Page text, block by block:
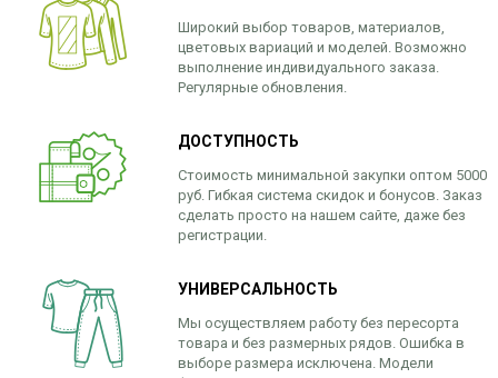
Широкий выбор товаров, материалов,
цветовых вариаций и моделей. Возможно
выполнение индивидуального заказа.
Регулярные обновления.
ДОСТУПНОСТЬ
Стоимость минимальной закупки оптом 5000
руб. Гибкая система скидок и бонусов. Заказ
сделать просто на нашем сайте, даже без
регистрации.
УНИВЕРСАЛЬНОСТЬ
Мы осуществляем работу без пересорта
товара и без размерных рядов. Ошибка в
выборе размера исключена. Модели